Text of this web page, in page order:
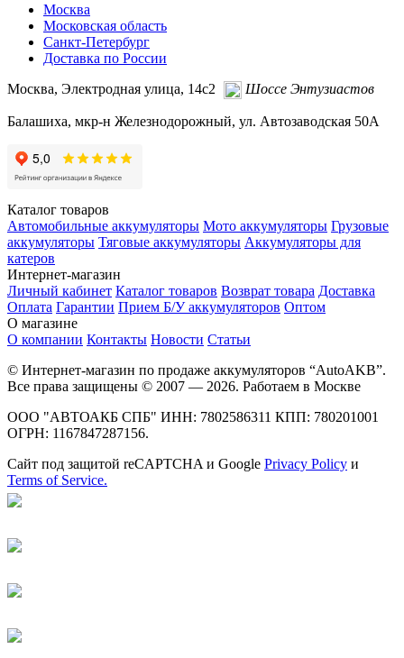
Москва
Московская область
Санкт-Петербург
Доставка по России
Москва, Электродная улица, 14с2
Шоссе Энтузиастов
Балашиха, мкр-н Железнодорожный, ул. Автозаводская 50А
Каталог товаров
Автомобильные аккумуляторы Мото аккумуляторы Грузовые
аккумуляторы Тяговые аккумуляторы Аккумуляторы для
катеров
Интернет-магазин
Личный кабинет Каталог товаров Возврат товара Доставка
Оплата Гарантии Прием Б/У аккумуляторов Оптом
О магазине
О компании Контакты Новости Статьи
© Интернет-магазин по продаже аккумуляторов “AutoAKB”.
Все права защищены © 2007 — 2026. Работаем в Москве
ООО "АВТОАКБ СПБ" ИНН: 7802586311 КПП: 780201001
ОГРН: 1167847287156.
Сайт под защитой reCAPTCHA и Google Privacy Policy и
Terms of Service.